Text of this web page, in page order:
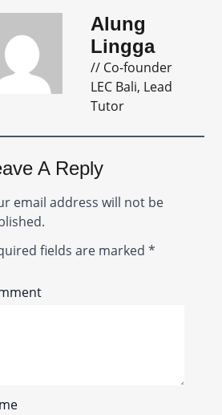
Alung
Lingga
// Co-founder
LEC Bali, Lead
Tutor
A Reply
email address will not be
fields are marked*